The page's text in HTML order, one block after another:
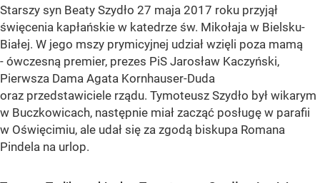
Starszy syn Beaty Szydło 27 maja 2017 roku przyjął
święcenia kapłańskie w katedrze św. Mikołaja w Bielsku-
Białej. W jego mszy prymicyjnej udział wzięli poza mamą
- ówczesną premier, prezes PiS Jarosław Kaczyński,
Pierwsza Dama Agata Kornhauser-Duda
oraz przedstawiciele rządu. Tymoteusz Szydło był wikarym
w Buczkowicach, następnie miał zacząć posługę w parafii
w Oświęcimiu, ale udał się za zgodą biskupa Romana
Pindela na urlop.